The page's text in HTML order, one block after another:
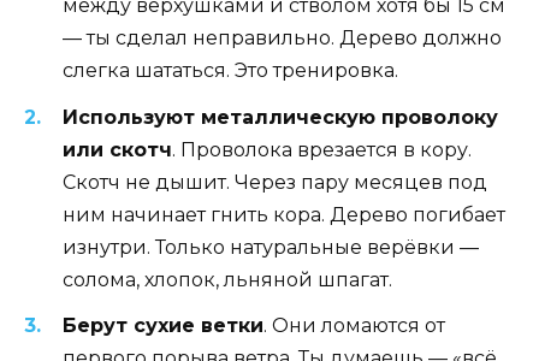
между верхушками и стволом хотя бы 15 см
— ты сделал неправильно. Дерево должно
слегка шататься. Это тренировка.
Используют металлическую проволоку
или скотч. Проволока врезается в кору.
Скотч не дышит. Через пару месяцев под
ним начинает гнить кора. Дерево погибает
изнутри. Только натуральные верёвки —
солома, хлопок, льняной шпагат.
Берут сухие ветки. Они ломаются от